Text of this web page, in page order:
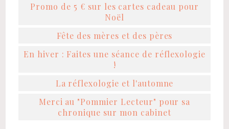
Promo de 5 € sur les cartes cadeau pour
Noël
Fête des mères et des pères
En hiver : Faites une séance de réflexologie
!
La réflexologie et l'automne
Merci au "Pommier Lecteur" pour sa
chronique sur mon cabinet